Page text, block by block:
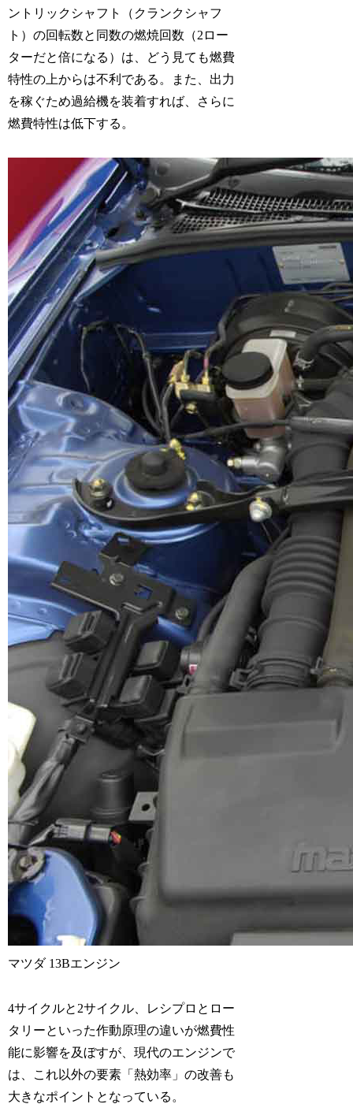
ントリックシャフト（クランクシャフ
ト）の回転数と同数の燃焼回数（2ロー
ターだと倍になる）は、どう見ても燃費
特性の上からは不利である。また、出力
を稼ぐため過給機を装着すれば、さらに
燃費特性は低下する。
マツダ 13Bエンジン
4サイクルと2サイクル、レシプロとロー
タリーといった作動原理の違いが燃費性
能に影響を及ぼすが、現代のエンジンで
は、これ以外の要素「熱効率」の改善も
大きなポイントとなっている。